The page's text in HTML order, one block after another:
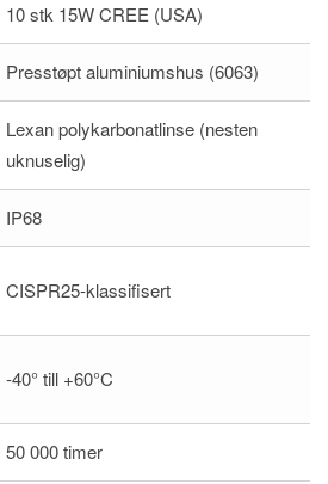
10 stk 15W CREE (USA)
Presstøpt aluminiumshus (6063)
Lexan polykarbonatlinse (nesten
uknuselig)
IP68
CISPR25-klassifisert
-40° till +60°C
50 000 timer